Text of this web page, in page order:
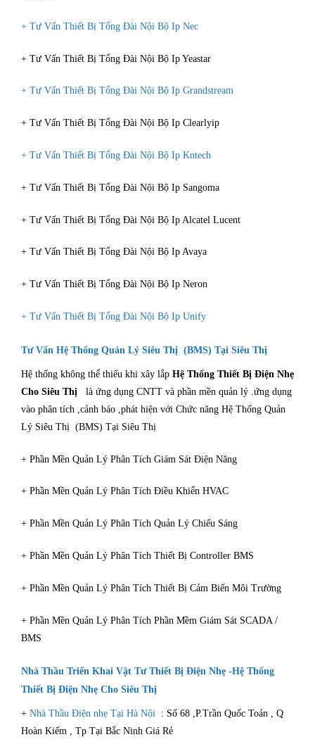
+ Tư Vấn Thiết Bị Tổng Đài Nội Bộ Ip Nec
+ Tư Vấn Thiết Bị Tổng Đài Nội Bộ Ip Yeastar
+ Tư Vấn Thiết Bị Tổng Đài Nội Bộ Ip Grandstream
+ Tư Vấn Thiết Bị Tổng Đài Nội Bộ Ip Clearlyip
+ Tư Vấn Thiết Bị Tổng Đài Nội Bộ Ip Kntech
+ Tư Vấn Thiết Bị Tổng Đài Nội Bộ Ip Sangoma
+ Tư Vấn Thiết Bị Tổng Đài Nội Bộ Ip Alcatel Lucent
+ Tư Vấn Thiết Bị Tổng Đài Nội Bộ Ip Avaya
+ Tư Vấn Thiết Bị Tổng Đài Nội Bộ Ip Neron
+ Tư Vấn Thiết Bị Tổng Đài Nội Bộ Ip Unify
Tư Vấn Hệ Thống Quản Lý Siêu Thị (BMS) Tại Siêu Thị
Hệ thống không thể thiếu khi xây lắp Hệ Thống Thiết Bị Điện Nhẹ
Cho Siêu Thị là ứng dụng CNTT và phần mền quản lý .ứng dụng
vào phân tích ,cảnh báo ,phát hiện với Chức năng Hệ Thống Quản
Lý Siêu Thị (BMS) Tại Siêu Thị
+ Phần Mền Quản Lý Phân Tích Giám Sát Điện Năng
+ Phần Mền Quản Lý Phân Tích Điều Khiển HVAC
+ Phần Mền Quản Lý Phân Tích Quản Lý Chiếu Sáng
+ Phần Mền Quản Lý Phân Tích Thiết Bị Controller BMS
+ Phần Mền Quản Lý Phân Tích Thiết Bị Cảm Biến Môi Trường
+ Phần Mền Quản Lý Phân Tích Phần Mềm Giám Sát SCADA /
BMS
Nhà Thầu Triển Khai Vật Tư Thiết Bị Điện Nhẹ -Hệ Thống
Thiết Bị Điện Nhẹ Cho Siêu Thị
+ Nhà Thầu Điện nhẹ Tại Hà Nội : Số 68 ,P.Trần Quốc Toản , Q
Hoàn Kiếm , Tp Tại Bắc Ninh Giá Rẻ